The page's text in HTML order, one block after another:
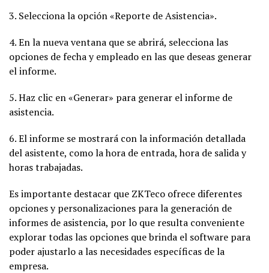
3. Selecciona la opción «Reporte de Asistencia».
4. En la nueva ventana que se abrirá, selecciona las
opciones de fecha y empleado en las que deseas generar
el informe.
5. Haz clic en «Generar» para generar el informe de
asistencia.
6. El informe se mostrará con la información detallada
del asistente, como la hora de entrada, hora de salida y
horas trabajadas.
Es importante destacar que ZKTeco ofrece diferentes
opciones y personalizaciones para la generación de
informes de asistencia, por lo que resulta conveniente
explorar todas las opciones que brinda el software para
poder ajustarlo a las necesidades específicas de la
empresa.